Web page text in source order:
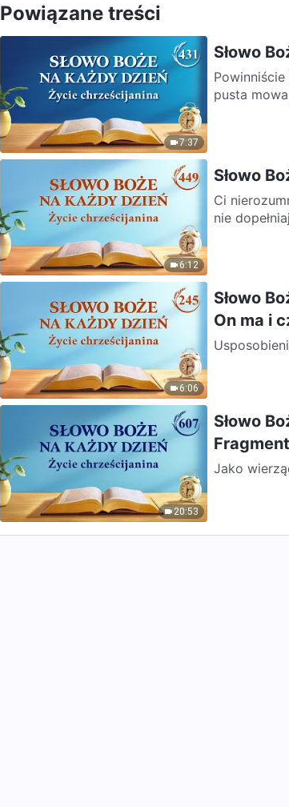
Powiązane treści
7:37
Słowo
pusta
6:12
Słowo
Ci
nie
6:06
Słowo
On ma i
20:53
Słowo
Jako